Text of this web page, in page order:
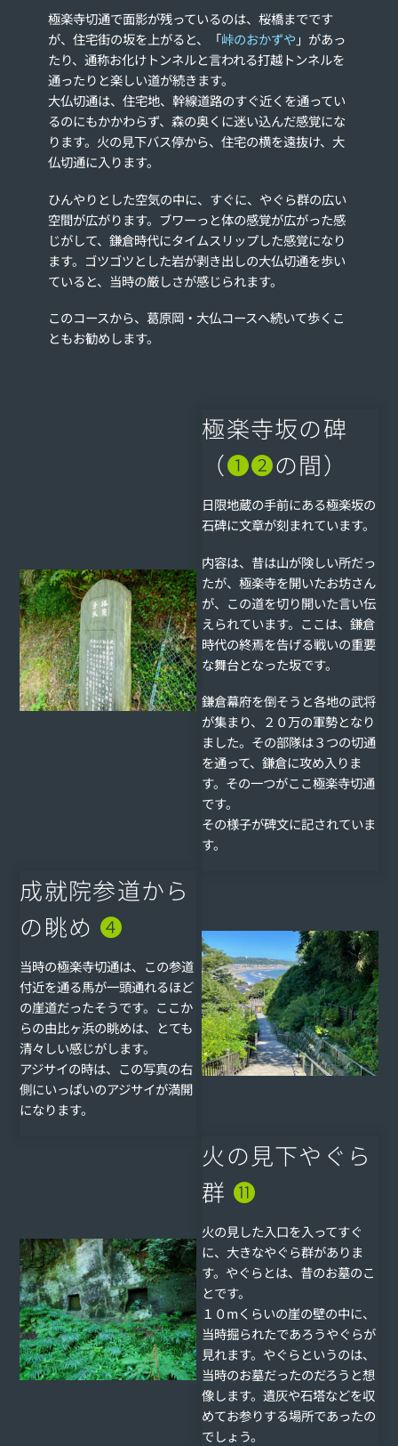
極楽寺切通で面影が残っているのは、桜橋までです
が、住宅街の坂を上がると、「峠のおかずや 」があっ
たり、通称お化けトンネルと言われる打越トンネルを
通ったりと楽しい道が続きます。
大仏切通は、住宅地、幹線道路のすぐ近くを通ってい
るのにもかかわらず、森の奥くに迷い込んだ感覚にな
ります。火の見下バス停から、住宅の横を遠抜け、大
仏切通に入ります。
ひんやりとした空気の中に、すぐに、やぐら群の広い
空間が広がります。ブワーっと体の感覚が広がった感
じがして、鎌倉時代にタイムスリップした感覚になり
ます。ゴツゴツとした岩が剥き出しの大仏切通を歩い
ていると、当時の厳しさが感じられます。
このコースから、葛原岡・大仏コースへ続いて歩くこ
ともお勧めします。
極楽寺坂の碑
（❶❷の間）
日限地蔵の手前にある極楽坂の
石碑に文章が刻まれています。
内容は、昔は山が険しい所だっ
たが、極楽寺を開いたお坊さん
が、この道を切り開いた言い伝
えられています。ここは、鎌倉
時代の終焉を告げる戦いの重要
な舞台となった坂です。
鎌倉幕府を倒そうと各地の武将
が集まり、２０万の軍勢となり
ました。その部隊は３つの切通
を通って、鎌倉に攻め入りま
す。その一つがここ極楽寺切通
です。
その様子が碑文に記されていま
す。
成就院参道から
の眺め ❹
当時の極楽寺切通は、この参道
付近を通る馬が一頭通れるほど
の崖道だったそうです。ここか
らの由比ヶ浜の眺めは、とても
清々しい感じがします。
アジサイの時は、この写真の右
側にいっぱいのアジサイが満開
になります。
火の見下やぐら
群 ⓫
火の見した入口を入ってすぐ
に、大きなやぐら群がありま
す。やぐらとは、昔のお墓のこ
とです。
１０mくらいの崖の壁の中に、
当時掘られたであろうやぐらが
見れます。やぐらというのは、
当時のお墓だったのだろうと想
像します。遺灰や石塔などを収
めてお参りする場所であったの
でしょう。